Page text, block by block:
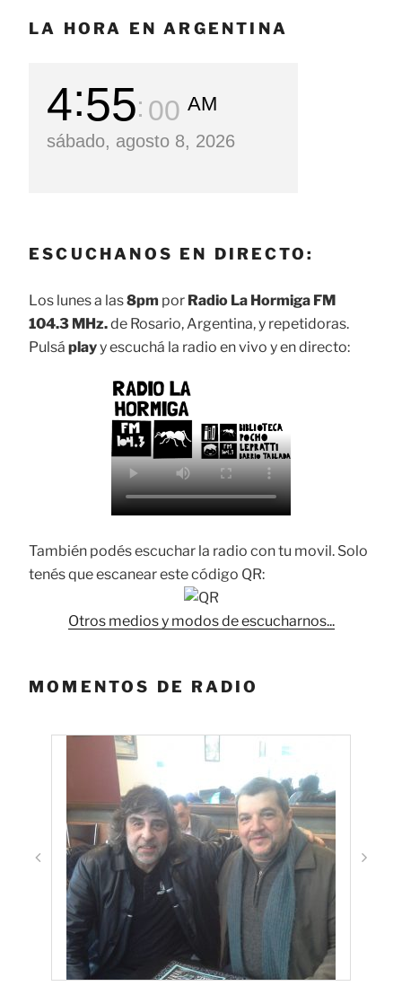
LA HORA EN ARGENTINA
4 55 01 AM
sábado, agosto 8, 2026
ESCUCHANOS EN DIRECTO:
Los lunes a las8pm por Radio La Hormiga FM
104.3 MHz.de Rosario, Argentina, y repetidoras.
Pulsá playy escuchá la radio en vivo y en directo:
También podés escuchar la radio con tu movil. Solo
tenés que escanear este código QR:
Otros medios y modos de escucharnos...
MOMENTOS DE RADIO